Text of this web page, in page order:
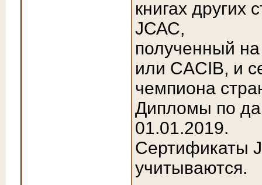
книгах других
JСАС,
полученный
или CACIB, и
чемпиона
Дипломы по
01.01.2019.
Сертификаты
учитываются.